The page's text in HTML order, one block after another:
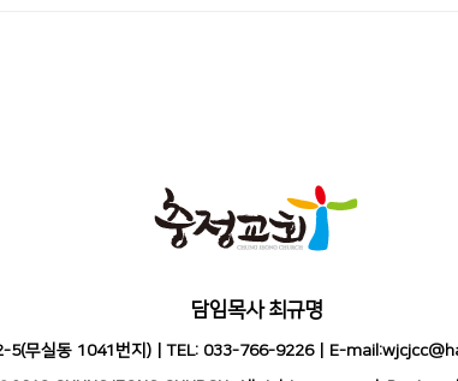
담임목사 최규명
5(무실동 1041번지) | TEL: 033-766-9226 | E-